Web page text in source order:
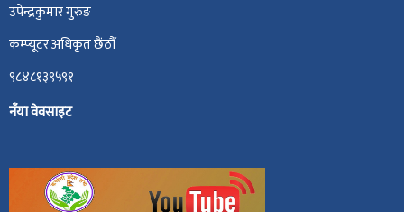
उपेन्द्रकुमार गुरुङ
कम्प्यूटर अधिकृत छैंठौँ
९८४८१३९५९१
नँया वेवसाइट